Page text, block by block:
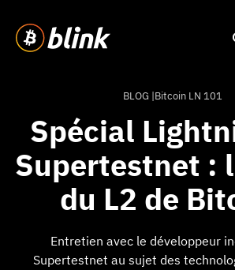
BLOG |Bitcoin LN 101
Spécial
Supertestnet :
du L2 de
Entretien avec le développeur
Supertestnet au sujet des